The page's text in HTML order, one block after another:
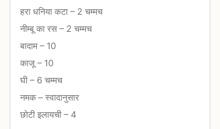
हरा धनिया कटा– 2 चम्मच
नीम्बू का रस– 2 चम्मच
बादाम– 10
काजू – 10
घी– 6 चम्मच
नमक–स्वादानुसार
छोटी इलायची– 4